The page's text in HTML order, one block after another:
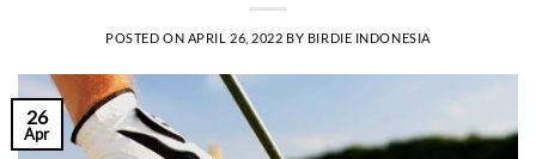
POSTED ON APRIL 26, 2022 BY BIRDIE INDONESIA
26
Apr